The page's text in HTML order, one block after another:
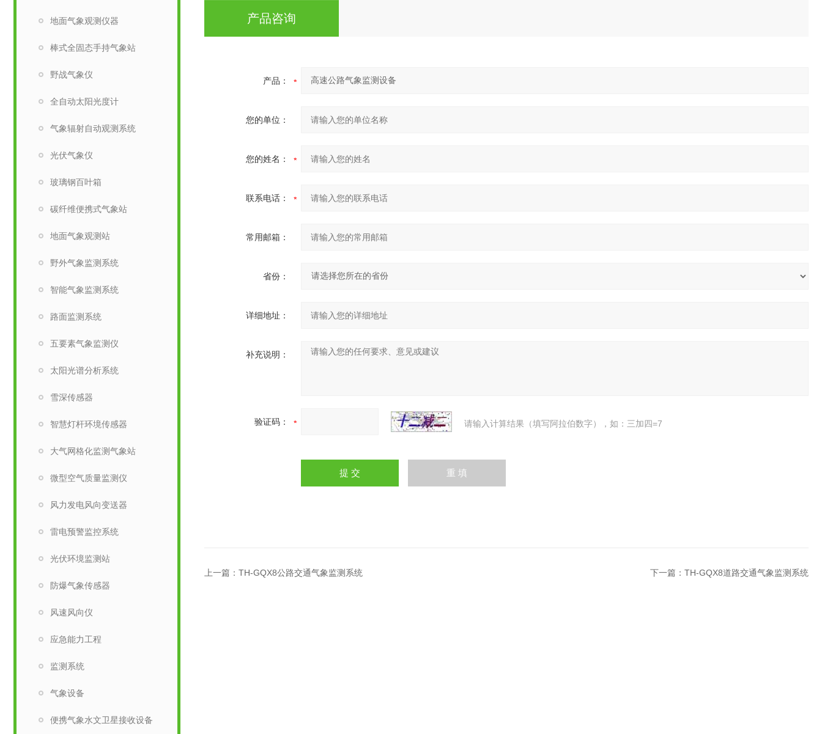
地面气象观测仪器
棒式全固态手持气象站
野战气象仪
全自动太阳光度计
气象辐射自动观测系统
光伏气象仪
玻璃钢百叶箱
碳纤维便携式气象站
​地面气象观测站
野外气象监测系统
智能气象监测系统
路面监测系统
五要素气象监测仪
太阳光谱分析系统
雪深传感器
智慧灯杆环境传感器
大气网格化监测气象站
微型空气质量监测仪
风力发电风向变送器
雷电预警监控系统
光伏环境监测站
防爆气象传感器
风速风向仪
应急能力工程
监测系统
气象设备
便携气象水文卫星接收设备
产品咨询
产品：
您的单位：
您的姓名：
联系电话：
常用邮箱：
省份：
详细地址：
补充说明：
验证码： 请输入计算结果（填写阿拉伯数字），如：三加四=7
上一篇： TH-GQX8公路交通气象监测系统 下一篇： TH-GQX8道路交通气象监测系统